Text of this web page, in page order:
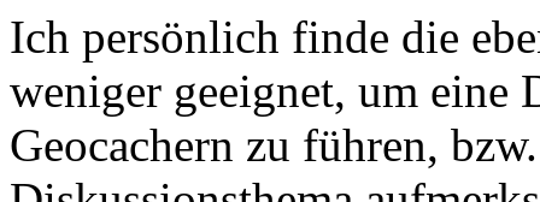
Ich persönlich finde die
weniger geeignet, um eine
Geocachern zu führen,